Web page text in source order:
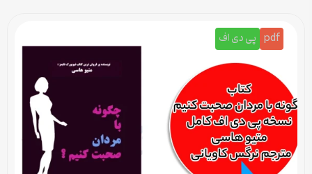
pdf پی دی اف